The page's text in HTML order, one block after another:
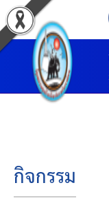
หน้าแรก
ประวัติ อบจ
โครงสร้างอง
กิจกรรม